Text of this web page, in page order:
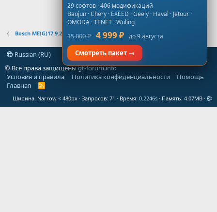
Bosch ME(G)17.9.21
Russian (RU)
© Все права защищеныgt-forum.info
Условия и правила
Политика конфиденциальности
Помощь
Главная
R
S
Ширина Запросов 71 Время 0.2246s Память 4.07MB
29 софтов · 406 модификаций
Baojun · Chery · EXEED · Geely · Haval · Jetour ·
OMODA · TENET · Wuling
15 000 ₽ 4 999 ₽ до 9 августа
Смотреть пакет →